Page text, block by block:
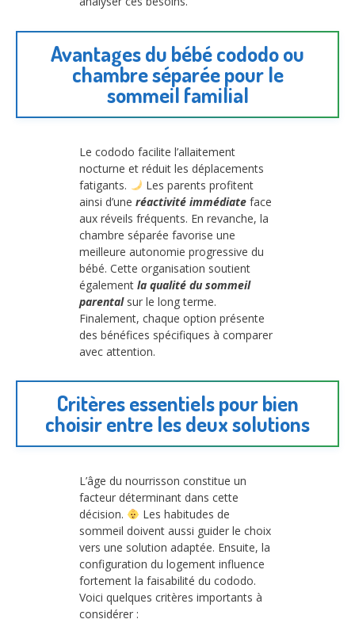
Avantages du bébé cododo ou
chambre séparée pour le
sommeil familial
Le cododo facilite l’allaitement
nocturne et réduit les déplacements
fatigants.
Les parents profitent
ainsi d’une réactivité immédiate face
aux réveils fréquents. En revanche, la
chambre séparée favorise une
meilleure autonomie progressive du
bébé. Cette organisation soutient
également la qualité du sommeil
parentalsur le long terme.
Finalement, chaque option présente
des bénéfices spécifiques à comparer
avec attention.
Critères essentiels pour bien
choisir entre les deux solutions
L’âge du nourrisson constitue un
facteur déterminant dans cette
décision.
Les habitudes de
sommeil doivent aussi guider le choix
vers une solution adaptée. Ensuite, la
configuration du logement influence
fortement la faisabilité du cododo.
Voici quelques critères importants à
considérer :